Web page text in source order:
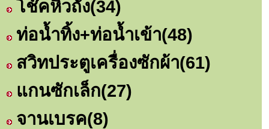
โช๊คหิ้วถัง(34)
ท่อน้ำทิ้ง+ท่อน้ำเข้า(48)
สวิทประตูเครื่องซักผ้า(61)
แกนซักเล็ก(27)
จานเบรค(8)